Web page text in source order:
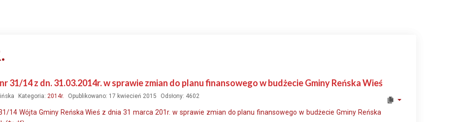
31/14 z dn. 31.03.2014r. w sprawie zmian do planu finansowego w budżecie Gminy Reńska Wieś
Kategoria: 2014r. Opublikowano: 17 kwiecień 2015 Odsłony: 4602
14 Wójta Gminy Reńska Wieś z dnia 31 marca 201r. w sprawie zmian do planu finansowego w budżecie Gminy Reńska